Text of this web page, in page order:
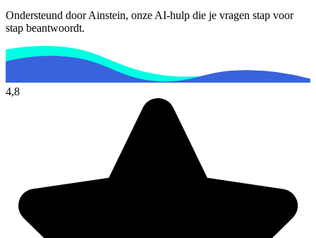
Ondersteund door Ainstein, onze AI-hulp die je vragen stap voor
stap beantwoordt.
4,8